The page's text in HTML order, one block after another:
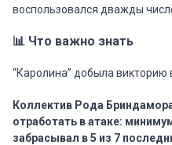
воспользовался дважды
📊 Что важно знать
“Каролина” добыла викторию
Коллектив Рода
отработать в атаке:
забрасывал в 5 из 7